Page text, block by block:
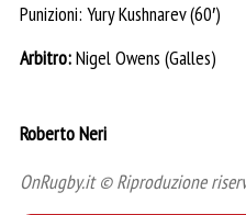
Punizioni: Yury Kushnarev (60′)
Arbitro:Nigel Owens (Galles)
Roberto Neri
OnRugby.it © Riproduzione